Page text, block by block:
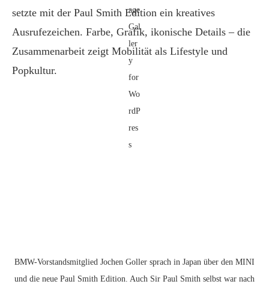
setzte mit der Paul Smith Edition ein kreatives
Ausrufezeichen. Farbe, Grafik, ikonische Details – die
Zusammenarbeit zeigt Mobilität als Lifestyle und
Popkultur.
BMW-Vorstandsmitglied Jochen Goller sprach in Japan über den MINI
und die neue Paul Smith Edition. Auch Sir Paul Smith selbst war nach